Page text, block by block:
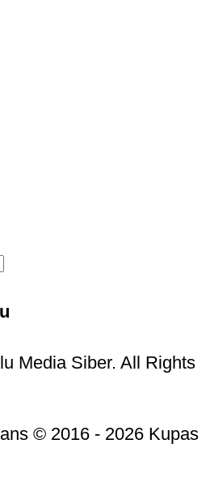
Media Siber. All Rights
© 2016 - 2026 Kupas